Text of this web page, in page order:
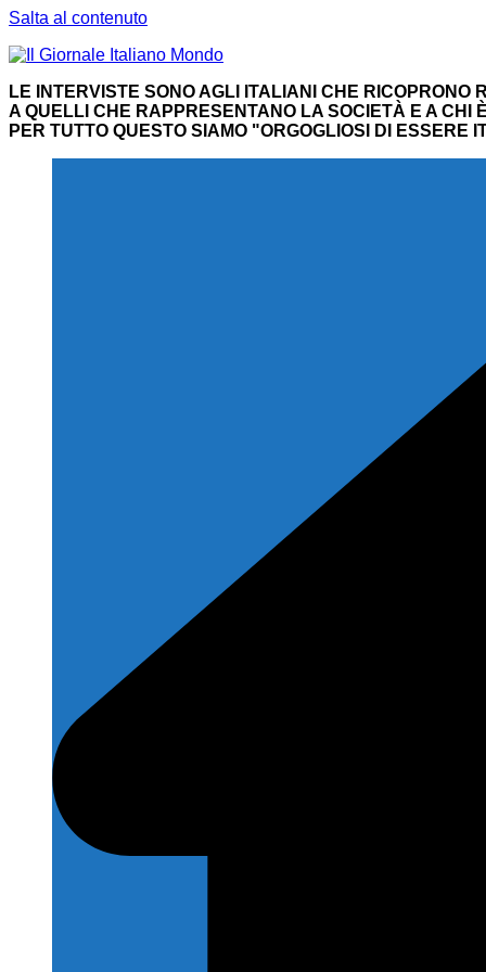
Salta al contenuto
LE INTERVISTE SONO AGLI ITALIANI CHE RICOPRONO
A QUELLI CHE RAPPRESENTANO LA SOCIETÀ E A CHI
PER TUTTO QUESTO SIAMO "ORGOGLIOSI DI ESSERE